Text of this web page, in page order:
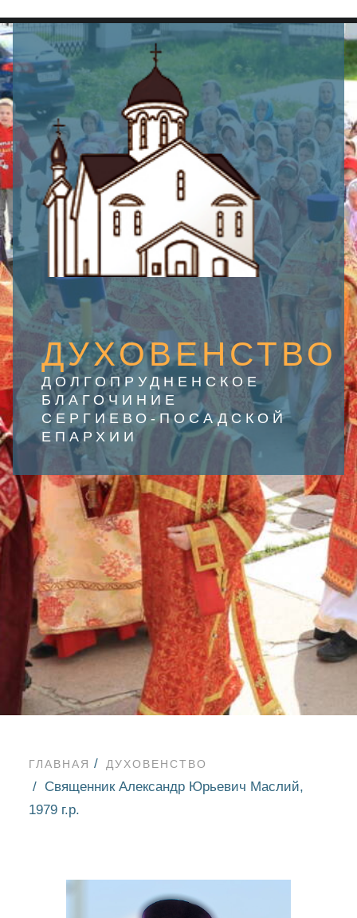
SEARCH
ДУХОВЕНСТВО
ДОЛГОПРУДНЕНСКОЕ
БЛАГОЧИНИЕ
СЕРГИЕВО-ПОСАДСКОЙ
ЕПАРХИИ
ГЛАВНАЯ ДУХОВЕНСТВО
Священник Александр Юрьевич Маслий,
1979 г.р.